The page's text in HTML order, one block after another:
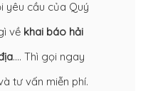
yêu cầu của Quý
về khai báo hải
…. Thì gọi ngay
tư vấn miễn phí.